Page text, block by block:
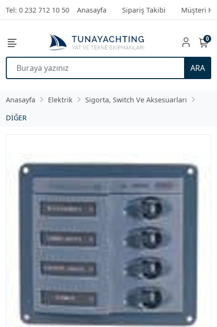
Tel: 0 232 712 10 50 Anasayfa Sipariş Takibi Müşteri
ARA
0
Anasayfa Elektrik
Sigorta, Switch Ve Aksesuarları
DİĞER